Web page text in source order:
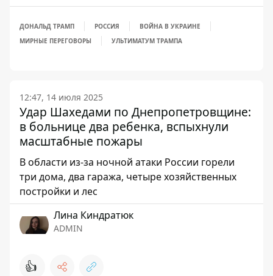
ДОНАЛЬД ТРАМП РОССИЯ
ВОЙНА В УКРАИНЕ
МИРНЫЕ ПЕРЕГОВОРЫ
УЛЬТИМАТУМ ТРАМПА
12:47, 14 июля 2025
Удар Шахедами по Днепропетровщине:
в больнице два ребенка, вспыхнули
масштабные пожары
В области из-за ночной атаки России горели
три дома, два гаража, четыре хозяйственных
постройки и лес
Лина Киндратюк
ADMIN
👍